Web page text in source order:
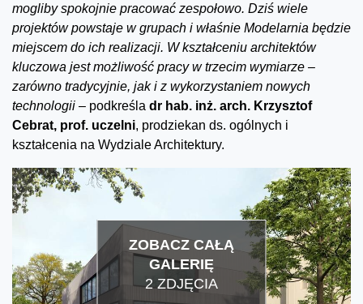
mogliby spokojnie pracować zespołowo. Dziś wiele
projektów powstaje w grupach i właśnie Modelarnia będzie
miejscem do ich realizacji. W kształceniu architektów
kluczowa jest możliwość pracy w trzecim wymiarze –
zarówno tradycyjnie, jak i z wykorzystaniem nowych
technologii – podkreśla dr hab. inż. arch. Krzysztof
Cebrat, prof. uczelni, prodziekan ds. ogólnych i
kształcenia na Wydziale Architektury.
ZOBACZ CAŁĄ
GALERIĘ
2 ZDJĘCIA